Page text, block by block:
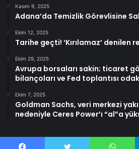
Kasım 9, 2025
Adana’da Temizlik Görevlisine
Ekim 12, 2025
Tarihe geçti! ‘Kırılamaz’ denilen
Ekim 29, 2025
Avrupa borsaları sakin; ticaret
bilançoları ve Fed toplantısı
Ekim 7, 2025
Goldman Sachs, veri merkezi
nedeniyle Ceres Power’ı “al”a